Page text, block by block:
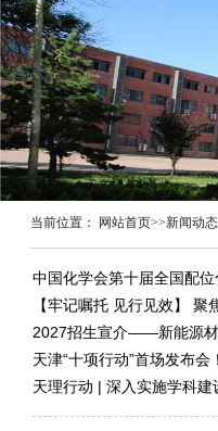
当前位置： 网站首页>>新闻动态
中国化学会第十届全国配
【牢记嘱托 见行见效】
2027招生宣介——新能源
天津“十项行动”首场发布会
天理行动 | 深入实施学科